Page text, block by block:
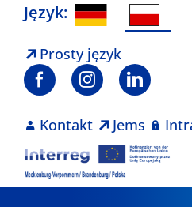
Skip
content
Język:
Prosty język
Kontakt Jems